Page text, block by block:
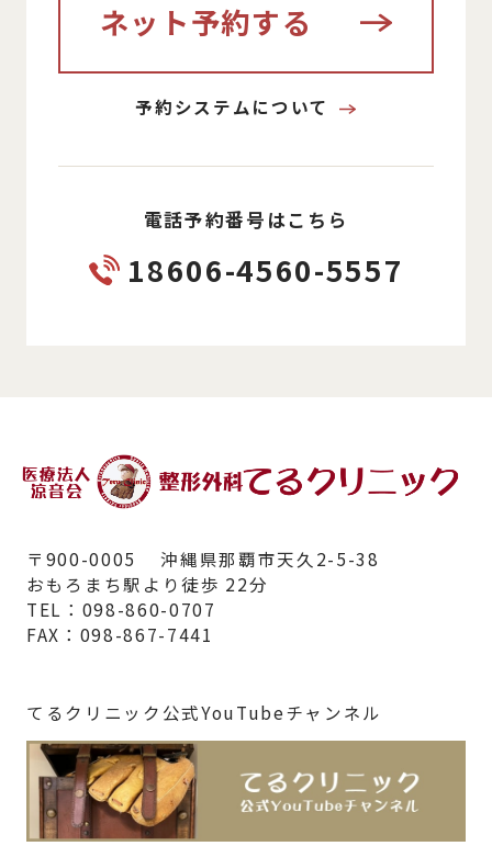
ネット予約する
予約システムについて
電話予約番号はこちら
18606-4560-5557
〒900-0005 沖縄県那覇市天久2-5-38
おもろまち駅より徒歩 22分
TEL：098-860-0707
FAX：098-867-7441
てるクリニック公式YouTubeチャンネル